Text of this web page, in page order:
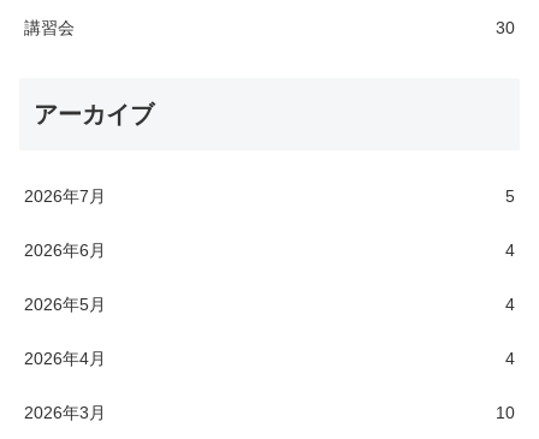
講習会 30
アーカイブ
2026年7月 5
2026年6月 4
2026年5月 4
2026年4月 4
2026年3月 10